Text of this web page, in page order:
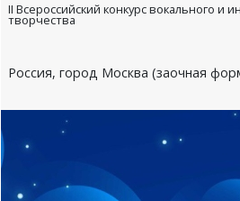
II Всероссийский конкурс вокального и
творчества
Россия, город Москва (заочная